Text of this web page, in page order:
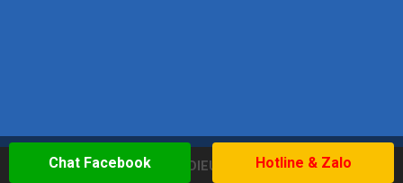
Copyright 2026 © WWW.DIEUKHACBAOVUONG.COM
Chat Facebook Hotline & Zalo